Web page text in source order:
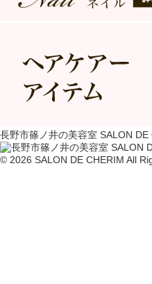
長野市篠ノ井の美容室 SALON DE
© 2026 SALON DE CHERIM All